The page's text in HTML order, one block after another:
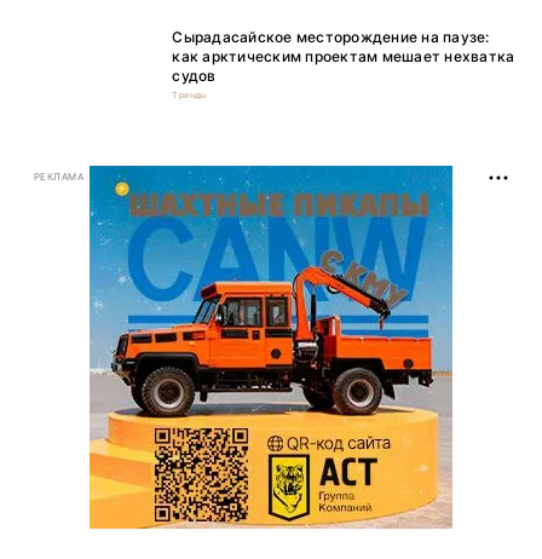
Сырадасайское месторождение на паузе:
как арктическим проектам мешает нехватка
судов
Тренды
РЕКЛАМА